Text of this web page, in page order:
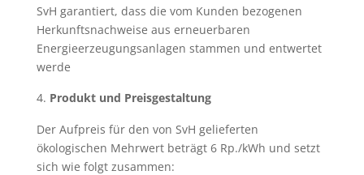
SvH garantiert, dass die vom Kunden bezogenen
Herkunftsnachweise aus erneuerbaren
Energieerzeugungsanlagen stammen und entwertet
werde
Produkt und Preisgestaltung
Der Aufpreis für den von SvH gelieferten
ökologischen Mehrwert beträgt 6 Rp./kWh und setzt
sich wie folgt zusammen: